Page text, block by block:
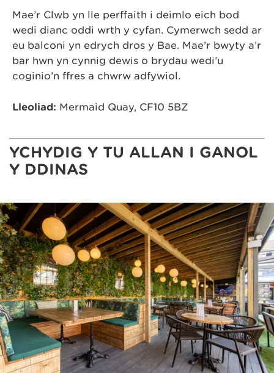
Mae’r Clwb yn lle perffaith i deimlo eich bod
wedi dianc oddi wrth y cyfan. Cymerwch sedd ar
eu balconi yn edrych dros y Bae. Mae’r bwyty a’r
bar hwn yn cynnig dewis o brydau wedi’u
coginio’n ffres a chwrw adfywiol.
Lleoliad: Mermaid Quay, CF10 5BZ
YCHYDIG Y TU ALLAN I GANOL
Y DDINAS